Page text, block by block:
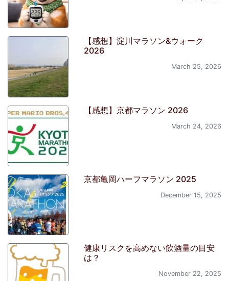
【感想】淀川マラソン&ウォーク
2026
March 25, 2026
【感想】京都マラソン 2026
March 24, 2026
京都亀岡ハーフマラソン 2025
December 15, 2025
健康リスクを高めない飲酒量の目安
は？
November 22, 2025